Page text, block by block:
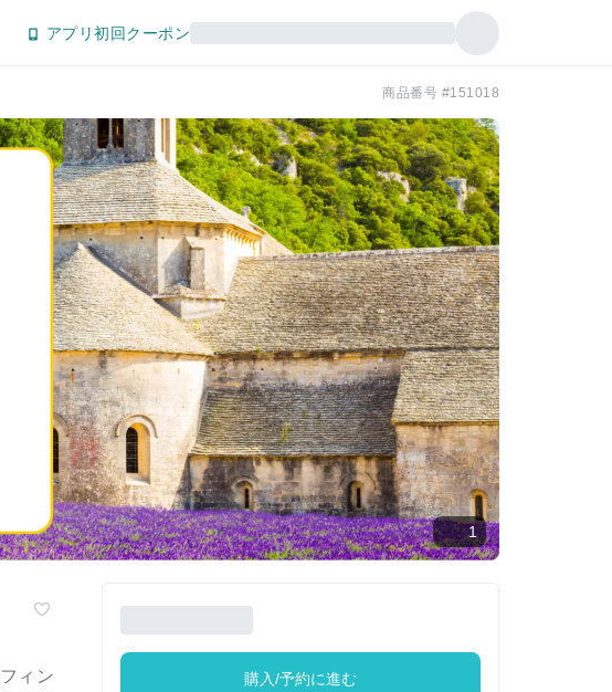
アプリ初回クーポン
商品番号 #151018
1
フィン
購入/予約に進む